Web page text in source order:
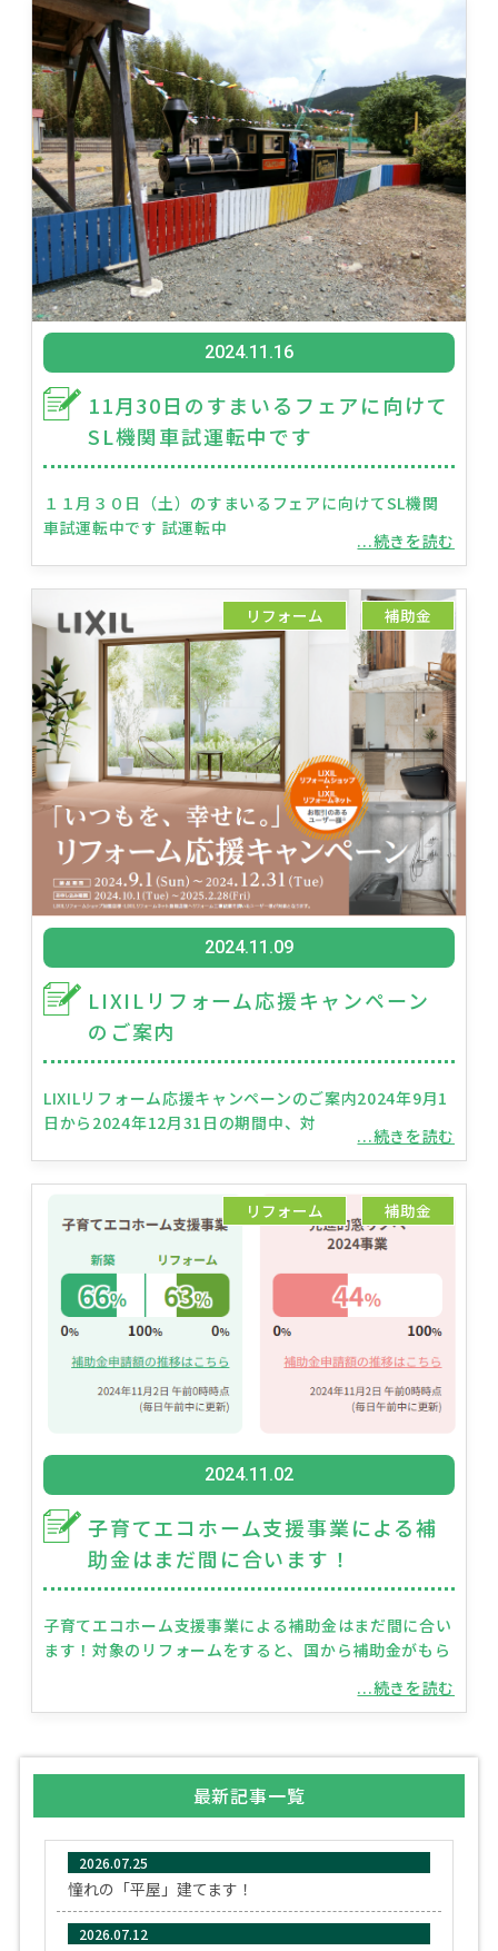
2024.11.16
11月30日のすまいるフェアに向けて
SL機関車試運転中です
１１月３０日（土）のすまいるフェアに向けてSL機関
車試運転中です 試運転中
...続きを読む
2024.11.09
LIXILリフォーム応援キャンペーン
のご案内
リフォーム 補助金
LIXILリフォーム応援キャンペーンのご案内2024年9月1
日から2024年12月31日の期間中、対
...続きを読む
2024.11.02
子育てエコホーム支援事業による補
助金はまだ間に合います！
リフォーム 補助金
子育てエコホーム支援事業による補助金はまだ間に合い
ます！対象のリフォームをすると、国から補助金がもら
...続きを読む
最新記事一覧
2026.07.25
憧れの「平屋」建てます！
2026.07.12